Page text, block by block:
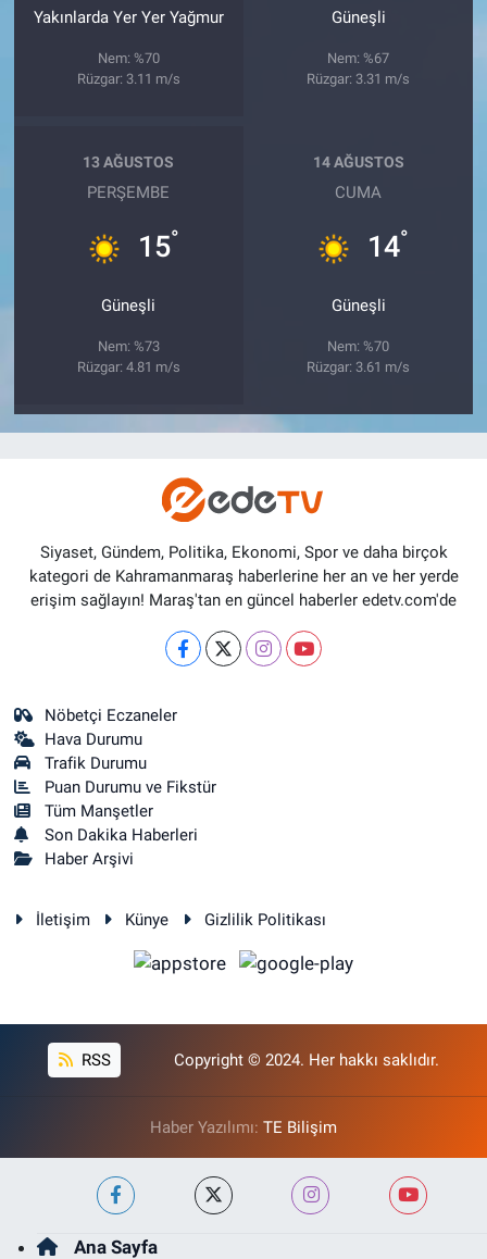
Yakınlarda Yer Yer Yağmur
Nem: %70
Rüzgar: 3.11 m/s
Güneşli
Nem: %67
Rüzgar: 3.31 m/s
13 AĞUSTOS
PERŞEMBE
15°
Güneşli
Nem: %73
Rüzgar: 4.81 m/s
14 AĞUSTOS
CUMA
14°
Güneşli
Nem: %70
Rüzgar: 3.61 m/s
Siyaset, Gündem, Politika, Ekonomi, Spor ve daha birçok
kategori de Kahramanmaraş haberlerine her an ve her yerde
erişim sağlayın! Maraş'tan en güncel haberler edetv.com'de
Nöbetçi Eczaneler
Hava Durumu
Trafik Durumu
Puan Durumu ve Fikstür
Tüm Manşetler
Son Dakika Haberleri
Haber Arşivi
İletişim Künye Gizlilik Politikası
RSS Copyright © 2024. Her hakkı saklıdır.
Haber Yazılımı: TE Bilişim
Ana Sayfa